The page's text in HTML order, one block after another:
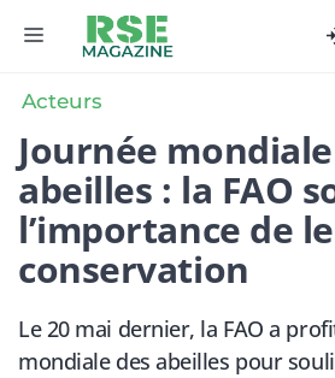
MENU
Acteurs
Journée
abeilles : la FAO
l’importance de
conservation
Le 20 mai dernier, la FAO a
mondiale des abeilles pour